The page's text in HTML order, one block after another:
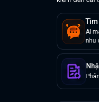
Tìm
AI
nhu